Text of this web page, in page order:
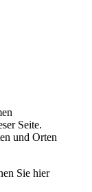
Seite.
und Orten
Sie hier